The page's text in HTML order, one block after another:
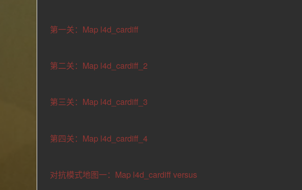
第一关：Map l4d_cardiff
第二关：Map l4d_cardiff_2
第三关：Map l4d_cardiff_3
第四关：Map l4d_cardiff_4
对抗模式地图一：Map l4d_cardiff versus